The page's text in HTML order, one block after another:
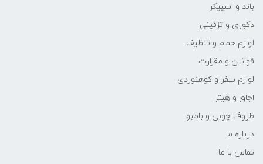
باند و اسپیکر
دکوری و تزئینی
لوازم حمام و تنظیف
قوانین و مقرارت
لوازم سفر و کوهنوردی
اجاق و هیتر
ظروف چوبی و بامبو
درباره ما
تماس با ما